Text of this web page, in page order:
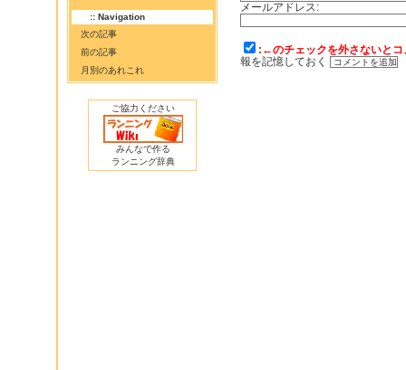
:: Navigation
次の記事
前の記事
月別のあれこれ
ご協力ください
みんなで作る
ランニング辞典
メールアドレス:
:←のチェックを外さないと
報を記憶しておく